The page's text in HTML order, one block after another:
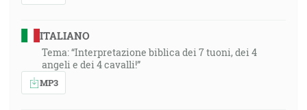
ITALIANO
Tema: “Interpretazione biblica dei 7 tuoni, dei 4
angeli e dei 4 cavalli!”
MP3